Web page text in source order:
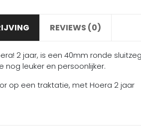
REVIEWS (0)
2 jaar, is een 40mm ronde
nog leuker en persoonlijker.
op een traktatie, met Hoera 2 jaar